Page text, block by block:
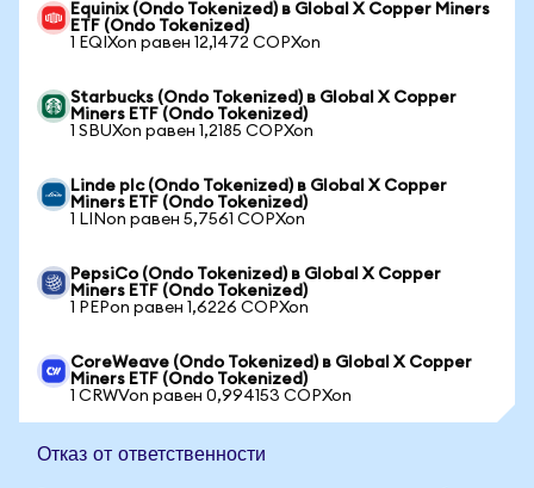
Equinix (Ondo Tokenized) в Global X Copper Miners
ETF (Ondo Tokenized)
1 EQIXon равен 12,1472 COPXon
Starbucks (Ondo Tokenized) в Global X Copper
Miners ETF (Ondo Tokenized)
1 SBUXon равен 1,2185 COPXon
Linde plc (Ondo Tokenized) в Global X Copper
Miners ETF (Ondo Tokenized)
1 LINon равен 5,7561 COPXon
PepsiCo (Ondo Tokenized) в Global X Copper
Miners ETF (Ondo Tokenized)
1 PEPon равен 1,6226 COPXon
CoreWeave (Ondo Tokenized) в Global X Copper
Miners ETF (Ondo Tokenized)
1 CRWVon равен 0,994153 COPXon
Отказ от ответственности